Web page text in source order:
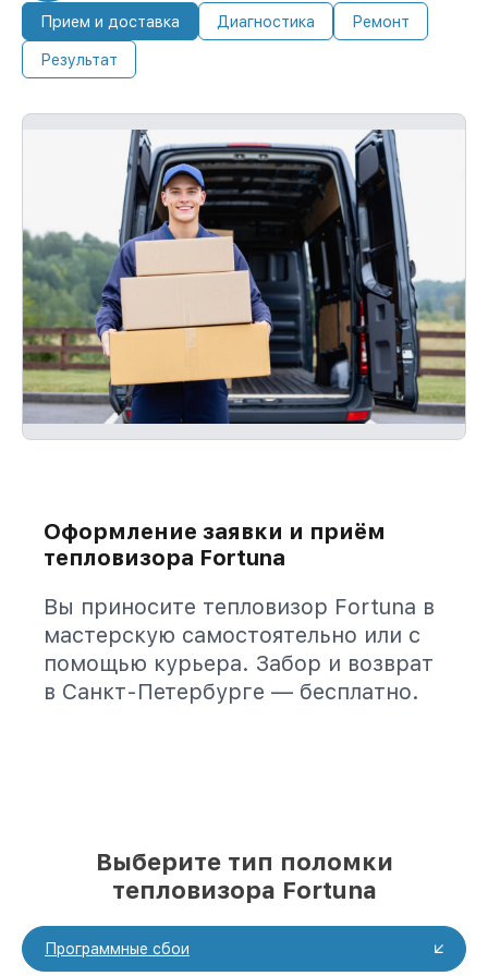
обслужим устройство повторно без
оплаты и без задержек.
Прием и доставка Диагностика Ремонт
Результат
Оформление заявки и приём
тепловизора Fortuna
Вы приносите тепловизор Fortuna в
мастерскую самостоятельно или с
помощью курьера. Забор и возврат
в Санкт-Петербурге — бесплатно.
Выберите тип поломки
тепловизора Fortuna
Программные сбои